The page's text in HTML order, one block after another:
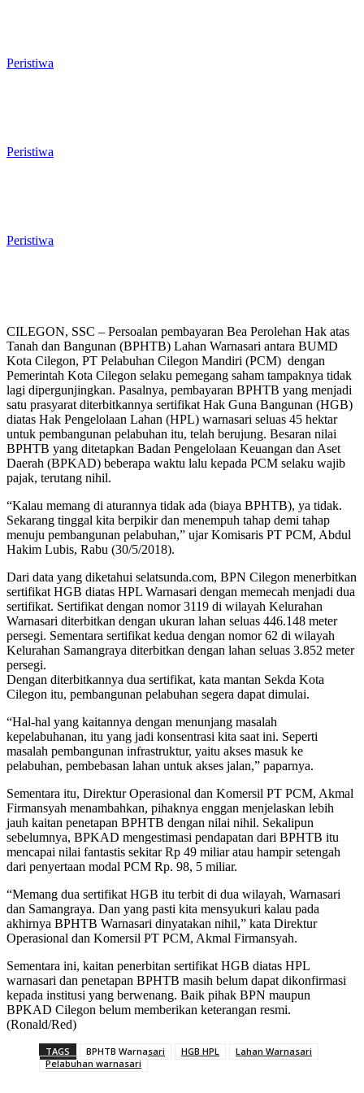
Peristiwa
Peristiwa
Peristiwa
CILEGON, SSC – Persoalan pembayaran Bea Perolehan Hak atas
Tanah dan Bangunan (BPHTB) Lahan Warnasari antara BUMD
Kota Cilegon, PT Pelabuhan Cilegon Mandiri (PCM) dengan
Pemerintah Kota Cilegon selaku pemegang saham tampaknya tidak
lagi dipergunjingkan. Pasalnya, pembayaran BPHTB yang menjadi
satu prasyarat diterbitkannya sertifikat Hak Guna Bangunan (HGB)
diatas Hak Pengelolaan Lahan (HPL) warnasari seluas 45 hektar
untuk pembangunan pelabuhan itu, telah berujung. Besaran nilai
BPHTB yang ditetapkan Badan Pengelolaan Keuangan dan Aset
Daerah (BPKAD) beberapa waktu lalu kepada PCM selaku wajib
pajak, terutang nihil.
“Kalau memang di aturannya tidak ada (biaya BPHTB), ya tidak.
Sekarang tinggal kita berpikir dan menempuh tahap demi tahap
menuju pembangunan pelabuhan,” ujar Komisaris PT PCM, Abdul
Hakim Lubis, Rabu (30/5/2018).
Dari data yang diketahui selatsunda.com, BPN Cilegon menerbitkan
sertifikat HGB diatas HPL Warnasari dengan memecah menjadi dua
sertifikat. Sertifikat dengan nomor 3119 di wilayah Kelurahan
Warnasari diterbitkan dengan ukuran lahan seluas 446.148 meter
persegi. Sementara sertifikat kedua dengan nomor 62 di wilayah
Kelurahan Samangraya diterbitkan dengan lahan seluas 3.852 meter
persegi.
Dengan diterbitkannya dua sertifikat, kata mantan Sekda Kota
Cilegon itu, pembangunan pelabuhan segera dapat dimulai.
“Hal-hal yang kaitannya dengan menunjang masalah
kepelabuhanan, itu yang jadi konsentrasi kita saat ini. Seperti
masalah pembangunan infrastruktur, yaitu akses masuk ke
pelabuhan, pembebasan lahan untuk akses jalan,” paparnya.
Sementara itu, Direktur Operasional dan Komersil PT PCM, Akmal
Firmansyah menambahkan, pihaknya enggan menjelaskan lebih
jauh kaitan penetapan BPHTB dengan nilai nihil. Sekalipun
sebelumnya, BPKAD mengestimasi pendapatan dari BPHTB itu
mencapai nilai fantastis sekitar Rp 49 miliar atau hampir setengah
dari penyertaan modal PCM Rp. 98, 5 miliar.
“Memang dua sertifikat HGB itu terbit di dua wilayah, Warnasari
dan Samangraya. Dan yang pasti kita mensyukuri kalau pada
akhirnya BPHTB Warnasari dinyatakan nihil,” kata Direktur
Operasional dan Komersil PT PCM, Akmal Firmansyah.
Sementara ini, kaitan penerbitan sertifikat HGB diatas HPL
warnasari dan penetapan BPHTB masih belum dapat dikonfirmasi
kepada institusi yang berwenang. Baik pihak BPN maupun
BPKAD Cilegon belum memberikan keterangan resmi.
(Ronald/Red)
TAGS BPHTB Warnasari HGB HPL
Lahan Warnasari
Pelabuhan warnasari